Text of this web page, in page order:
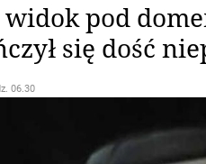
pod
się dość
06.30